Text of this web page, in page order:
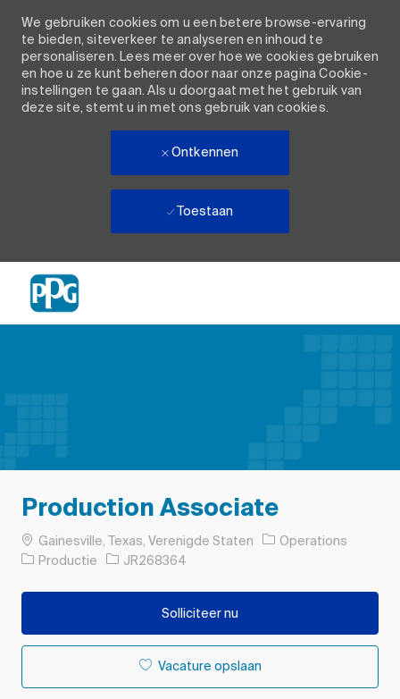
We gebruiken cookies om u een betere browse-ervaring
te bieden, siteverkeer te analyseren en inhoud te
personaliseren. Lees meer over hoe we cookies gebruiken
en hoe u ze kunt beheren door naar onze pagina Cookie-
instellingen te gaan. Als u doorgaat met het gebruik van
deze site, stemt u in met ons gebruik van cookies.
Ontkennen
Toestaan
Production Associate
PlaatsGainesville, Texas, Verenigde Staten
Operations
Categorie
Productie Taak-ID
JR268364
Solliciteer nu
Vacature opslaan